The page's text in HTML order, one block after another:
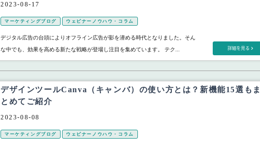
2023-08-17
マーケティングブログ ウェビナーノウハウ・コラム
デジタル広告の台頭によりオフライン広告が影を潜める時代となりました。そん
な中でも、効果を高める新たな戦略が登場し注目を集めています。 テク...
詳細を見る
デザインツールCanva（キャンバ）の使い方とは？新機能15選もま
とめてご紹介
2023-08-08
マーケティングブログ ウェビナーノウハウ・コラム